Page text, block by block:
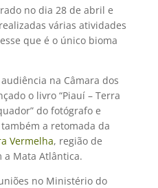
no dia 28 de abril e
várias atividades
que é o único bioma
na Câmara dos
o livro “Piauí – Terra
do fotógrafo e
a retomada da
Vermelha, região de
a Mata Atlântica.
no Ministério do